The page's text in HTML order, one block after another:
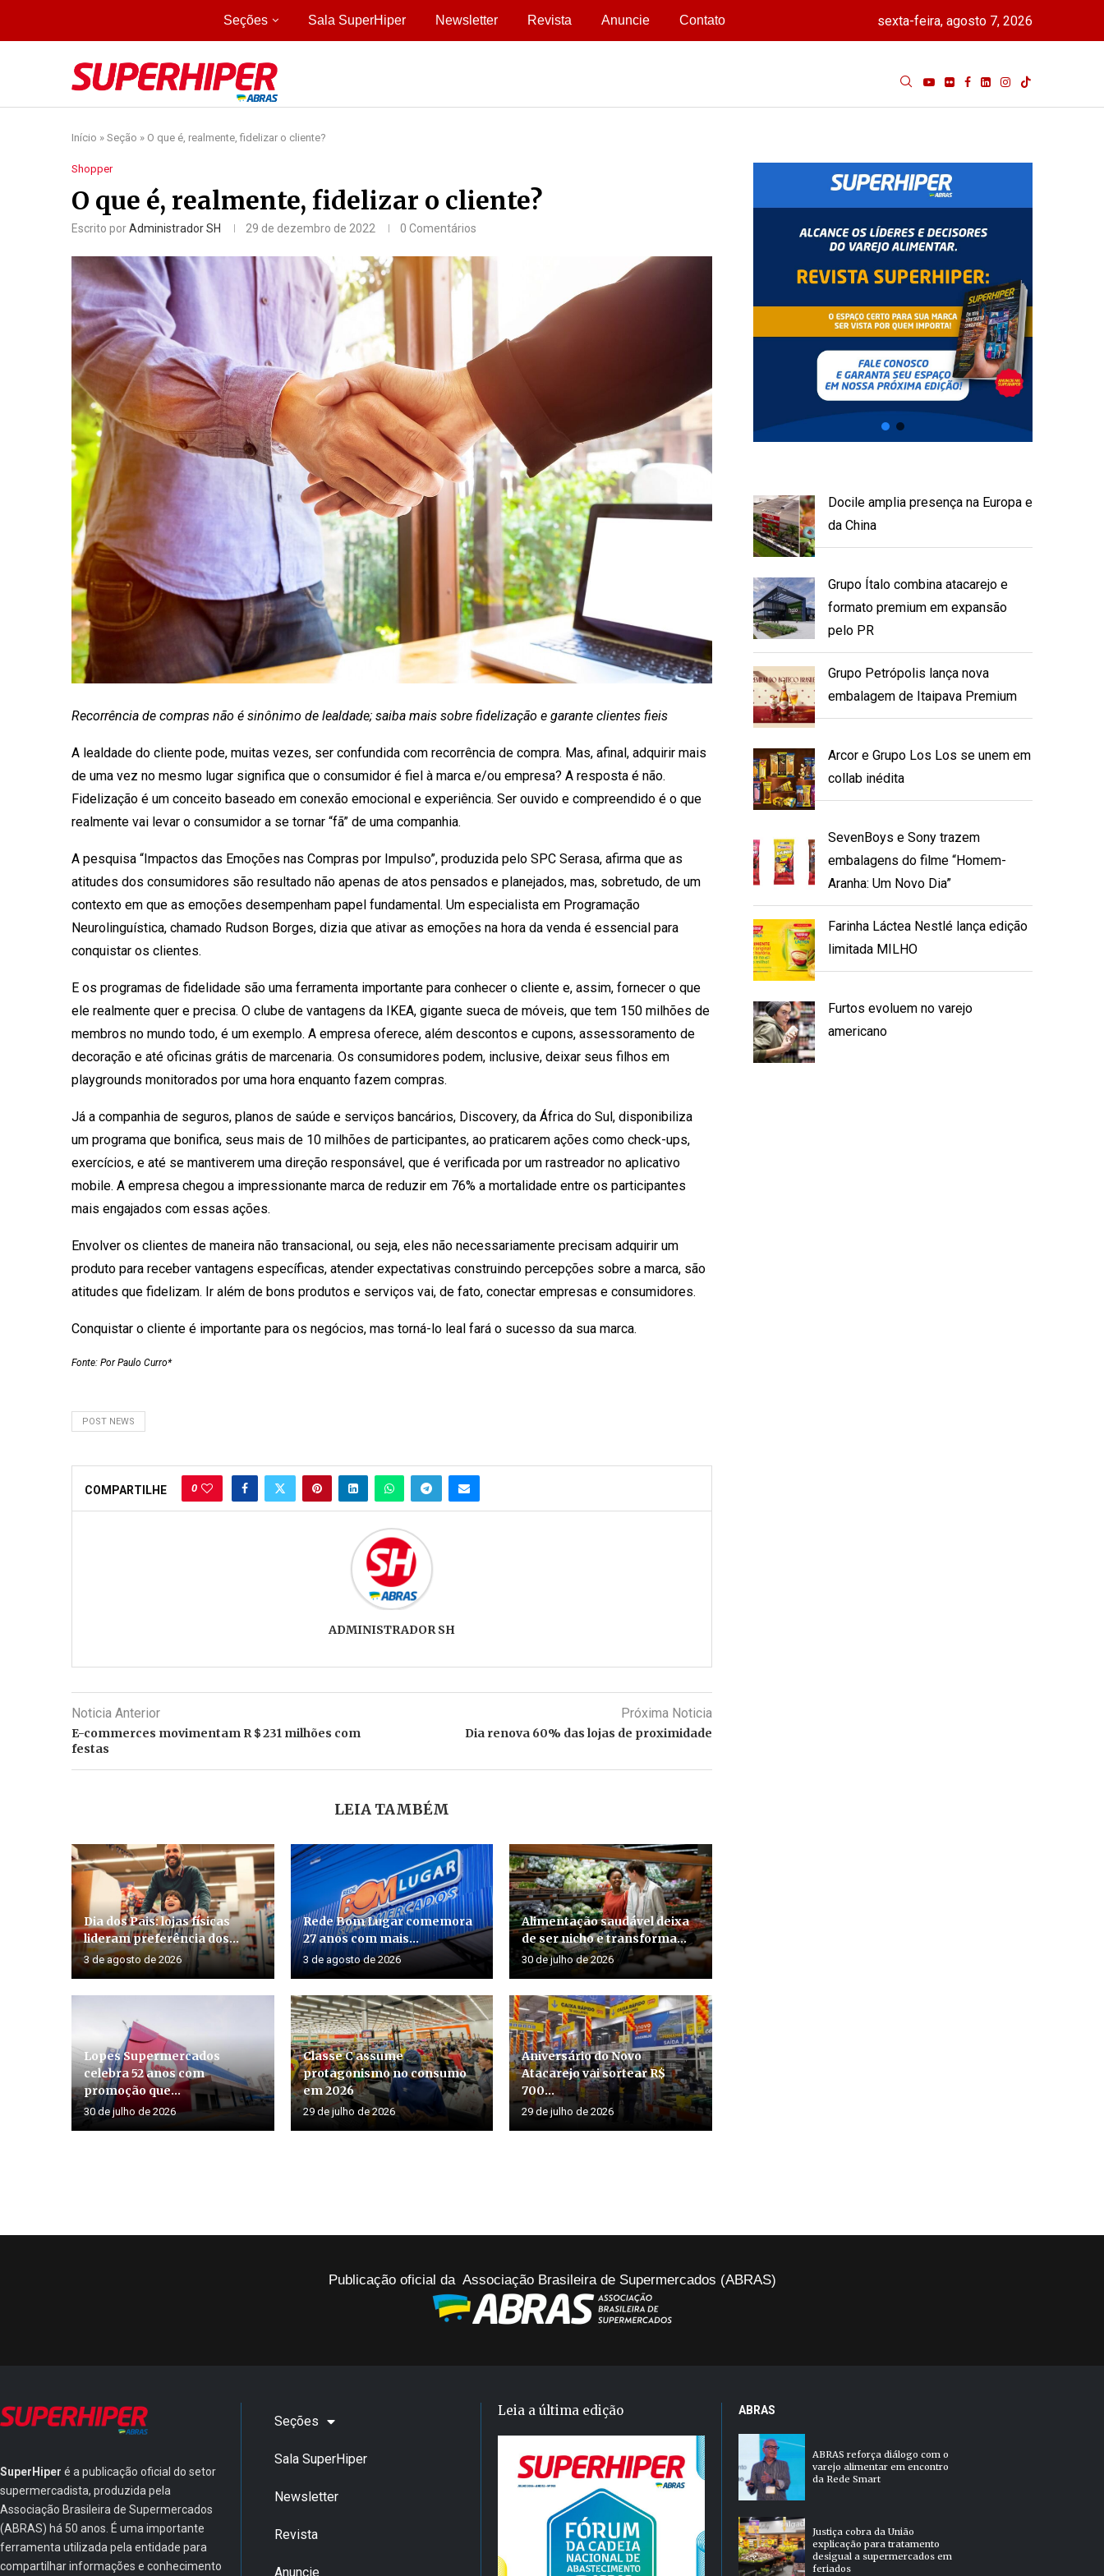
Seções Sala SuperHiper Newsletter Revista Anuncie Contato sexta-feira, agosto 7, 2026
Início » Seção » O que é, realmente, fidelizar o cliente?
Shopper
O que é, realmente, fidelizar o cliente?
Escrito porAdministrador SH 29 de dezembro de 2022 0 Comentários
Recorrência de compras não é sinônimo de lealdade; saiba mais sobre fidelização e garante clientes fieis
A lealdade do cliente pode, muitas vezes, ser confundida com recorrência de compra. Mas, afinal, adquirir mais
de uma vez no mesmo lugar significa que o consumidor é fiel à marca e/ou empresa? A resposta é não.
Fidelização é um conceito baseado em conexão emocional e experiência. Ser ouvido e compreendido é o que
realmente vai levar o consumidor a se tornar “fã” de uma companhia.
A pesquisa “Impactos das Emoções nas Compras por Impulso”, produzida pelo SPC Serasa, afirma que as
atitudes dos consumidores são resultado não apenas de atos pensados e planejados, mas, sobretudo, de um
contexto em que as emoções desempenham papel fundamental. Um especialista em Programação
Neurolinguística, chamado Rudson Borges, dizia que ativar as emoções na hora da venda é essencial para
conquistar os clientes.
E os programas de fidelidade são uma ferramenta importante para conhecer o cliente e, assim, fornecer o que
ele realmente quer e precisa. O clube de vantagens da IKEA, gigante sueca de móveis, que tem 150 milhões de
membros no mundo todo, é um exemplo. A empresa oferece, além descontos e cupons, assessoramento de
decoração e até oficinas grátis de marcenaria. Os consumidores podem, inclusive, deixar seus filhos em
playgrounds monitorados por uma hora enquanto fazem compras.
Já a companhia de seguros, planos de saúde e serviços bancários, Discovery, da África do Sul, disponibiliza
um programa que bonifica, seus mais de 10 milhões de participantes, ao praticarem ações como check-ups,
exercícios, e até se mantiverem uma direção responsável, que é verificada por um rastreador no aplicativo
mobile. A empresa chegou a impressionante marca de reduzir em 76% a mortalidade entre os participantes
mais engajados com essas ações.
Envolver os clientes de maneira não transacional, ou seja, eles não necessariamente precisam adquirir um
produto para receber vantagens específicas, atender expectativas construindo percepções sobre a marca, são
atitudes que fidelizam. Ir além de bons produtos e serviços vai, de fato, conectar empresas e consumidores.
Conquistar o cliente é importante para os negócios, mas torná-lo leal fará o sucesso da sua marca.
Fonte: Por Paulo Curro*
POST NEWS
COMPARTILHE 0
ADMINISTRADOR SH
Noticia Anterior
E-commerces movimentam R＄231 milhões com
festas
Próxima Noticia
Dia renova 60% das lojas de proximidade
LEIA TAMBÉM
Dia dos Pais: lojas físicas
lideram preferência dos...
3 de agosto de 2026
Rede Bom Lugar comemora
27 anos com mais...
3 de agosto de 2026
Alimentação saudável deixa
de ser nicho e transforma...
30 de julho de 2026
Lopes Supermercados
celebra 52 anos com
promoção que...
30 de julho de 2026
Classe C assume
protagonismo no consumo
em 2026
29 de julho de 2026
Aniversário do Novo
Atacarejo vai sortear R$
700...
29 de julho de 2026
Docile amplia presença na Europa e
da China
Grupo Ítalo combina atacarejo e
formato premium em expansão
pelo PR
Grupo Petrópolis lança nova
embalagem de Itaipava Premium
Arcor e Grupo Los Los se unem em
collab inédita
SevenBoys e Sony trazem
embalagens do filme “Homem-
Aranha: Um Novo Dia”
Farinha Láctea Nestlé lança edição
limitada MILHO
Furtos evoluem no varejo
americano
Publicação oficial da Associação Brasileira de Supermercados (ABRAS)
SuperHiper é a publicação oficial do setor
supermercadista, produzida pela
Associação Brasileira de Supermercados
(ABRAS) há 50 anos. É uma importante
ferramenta utilizada pela entidade para
compartilhar informações e conhecimento
Seções
Sala SuperHiper
Newsletter
Revista
Anuncie
Leia a última edição ABRAS
ABRAS reforça diálogo com o
varejo alimentar em encontro
da Rede Smart
Justiça cobra da União
explicação para tratamento
desigual a supermercados em
feriados